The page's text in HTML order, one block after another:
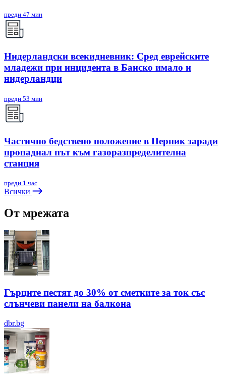
преди 47 мин
Нидерландски всекидневник: Сред еврейските
младежи при инцидента в Банско имало и
нидерландци
преди 53 мин
Частично бедствено положение в Перник заради
пропаднал път към газоразпределителна
станция
преди 1 час
Всички
От мрежата
Гърците пестят до 30% от сметките за ток със
слънчеви панели на балкона
dbr.bg